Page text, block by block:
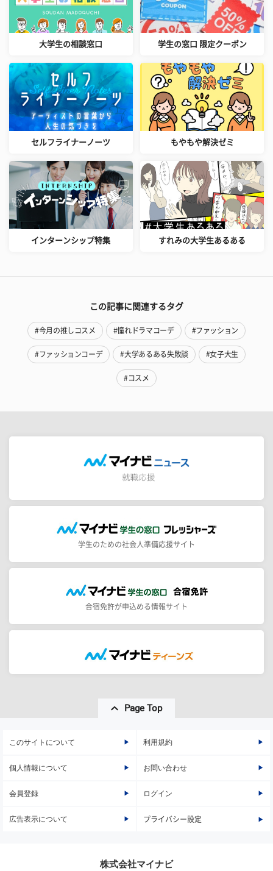
大学生の相談窓口 学生の窓口 限定クーポン
セルフライナーノーツ もやもや解決ゼミ
インターンシップ特集 すれみの大学生あるある
この記事に関連するタグ
#今月の推しコスメ #憧れドラマコーデ #ファッション
#ファッションコーデ #大学あるある失敗談 #女子大生
#コスメ
学生のための社会人準備応援サイト
合宿免許が申込める情報サイト
Page Top
このサイトについて 利用規約
個人情報について お問い合わせ
会員登録 ログイン
広告表示について プライバシー設定
株式会社マイナビ